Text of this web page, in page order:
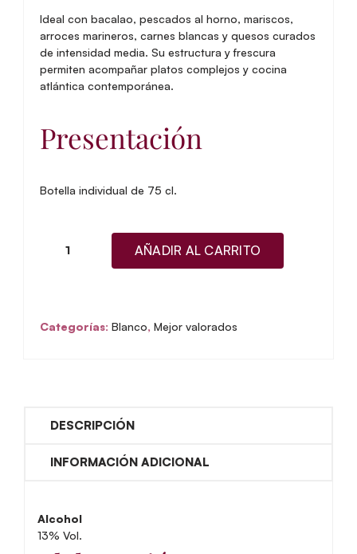
Ideal con bacalao, pescados al horno, mariscos,
arroces marineros, carnes blancas y quesos curados
de intensidad media. Su estructura y frescura
permiten acompañar platos complejos y cocina
atlántica contemporánea.
Presentación
Botella individual de 75 cl.
Quinta
2024
AÑADIR AL CARRITO
Categorías: Blanco, Mejor valorados
DESCRIPCIÓN
INFORMACIÓN ADICIONAL
Alcohol
13% Vol.